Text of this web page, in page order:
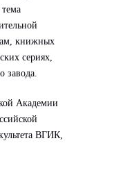
тема
книжных
сериях,
завода.
Академии
ВГИК,